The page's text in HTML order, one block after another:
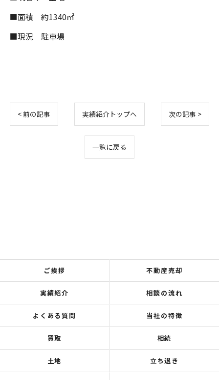
■面積 約1340㎡
■現況 駐車場
< 前の記事 実績紹介トップへ 次の記事 >
一覧に戻る
ご挨拶 不動産売却
実績紹介 相談の流れ
よくある質問 当社の特徴
買取 相続
土地 立ち退き